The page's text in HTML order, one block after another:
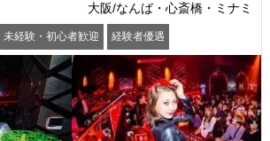
大阪/なんば・心斎橋・ミナミ
未経験・初心者歓迎 経験者優遇
交通費支給 社員登用あり